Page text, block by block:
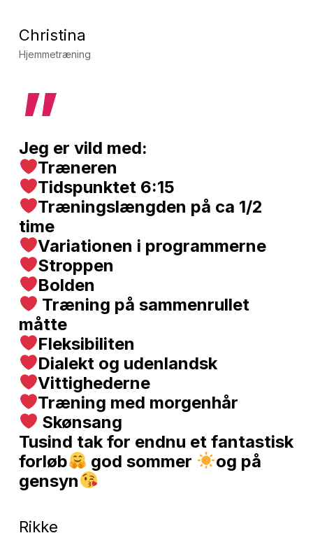
Christina
Hjemmetræning
”
Jeg er vild med:
Træneren
Tidspunktet 6:15
Træningslængden på ca 1/2
time
Variationen i programmerne
Stroppen
Bolden
Træning på sammenrullet
måtte
Fleksibiliten
Dialekt og udenlandsk
Vittighederne
Træning med morgenhår
Skønsang
Tusind tak for endnu et fantastisk
forløb
god sommer
og på
gensyn
Rikke